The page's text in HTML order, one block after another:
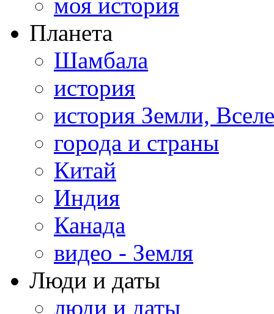
Планета
Шамбала
история
история Земли,
города и страны
Китай
Индия
Канада
видео - Земля
Люди и даты
люди и даты